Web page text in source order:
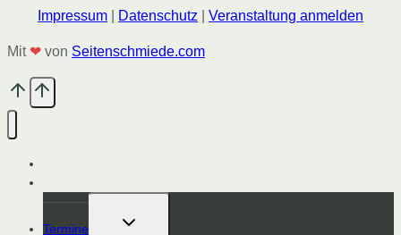
Impressum Datenschutz Veranstaltung anmelden
Mit ❤ von Seitenschmiede.com
Termine
Untermenü